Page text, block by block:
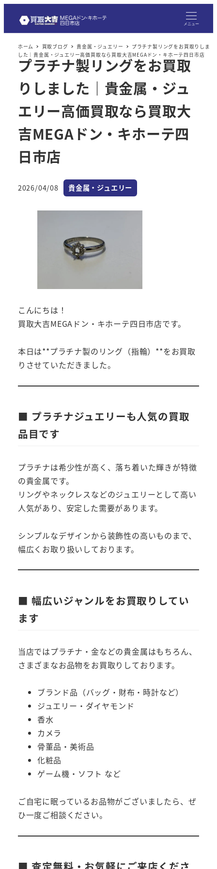
メニュー
ホーム 買取ブログ 貴金属・ジュエリー
プラチナ製リングをお買取りしま
した｜貴金属・ジュエリー高価買取なら買取大吉MEGAドン・キホーテ四日市店
プラチナ製リングをお買取
りしました｜貴金属・ジュ
エリー高価買取なら買取大
吉MEGAドン・キホーテ四
日市店
投稿日
2026/04/08 カテゴリー
貴金属・ジュエリー
こんにちは！
買取大吉MEGAドン・キホーテ四日市店です。
本日は**プラチナ製のリング（指輪）**をお買取
りさせていただきました。
■ プラチナジュエリーも人気の買取
品目です
プラチナは希少性が高く、落ち着いた輝きが特徴
の貴金属です。
リングやネックレスなどのジュエリーとして高い
人気があり、安定した需要があります。
シンプルなデザインから装飾性の高いものまで、
幅広くお取り扱いしております。
■ 幅広いジャンルをお買取りしてい
ます
当店ではプラチナ・金などの貴金属はもちろん、
さまざまなお品物をお買取りしております。
ブランド品（バッグ・財布・時計など）
ジュエリー・ダイヤモンド
香水
カメラ
骨董品・美術品
化粧品
ゲーム機・ソフト など
ご自宅に眠っているお品物がございましたら、ぜ
ひ一度ご相談ください。